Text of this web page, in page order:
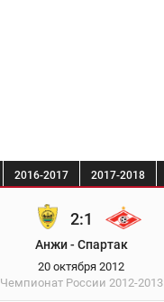
2016-2017 2017-2018
2:1
Анжи - Спартак
20 октября 2012
Чемпионат России 2012-2013